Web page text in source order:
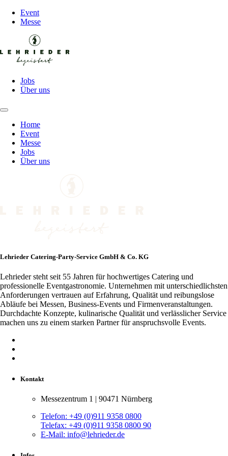
Event
Messe
Jobs
Über uns
Home
Event
Messe
Jobs
Über uns
Lehrieder Catering-Party-Service GmbH & Co. KG
Lehrieder steht seit 55 Jahren für hochwertiges Catering und
professionelle Eventgastronomie. Unternehmen mit unterschiedlichsten
Anforderungen vertrauen auf Erfahrung, Qualität und reibungslose
Abläufe bei Messen, Business-Events und Firmenveranstaltungen.
Durchdachte Konzepte, kulinarische Qualität und verlässlicher Service
machen uns zu einem starken Partner für anspruchsvolle Events.
Kontakt
Messezentrum 1 | 90471 Nürnberg
Telefon: +49 (0)911 9358 0800
Telefax: +49 (0)911 9358 0800 90
E-Mail: info@lehrieder.de